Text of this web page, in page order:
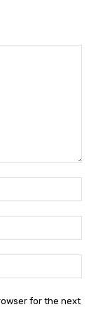
for the next